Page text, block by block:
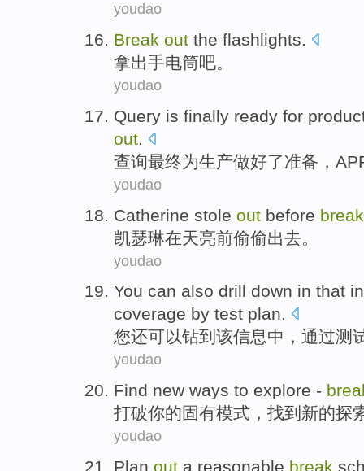
youdao
Break out the flashlights.
拿出手电筒吧。
youdao
Query is finally ready for
out.
查询最终为生产做好了准备 ，
youdao
Catherine stole out before break
凯瑟琳在天亮前偷偷出去 。
youdao
You can also drill down in that
coverage by test plan.
您还可以钻到 该信息中 ， 通过测
youdao
Find new ways to explore -
打破你的固有模式， 找到 新的探
youdao
Plan out a reasonable break